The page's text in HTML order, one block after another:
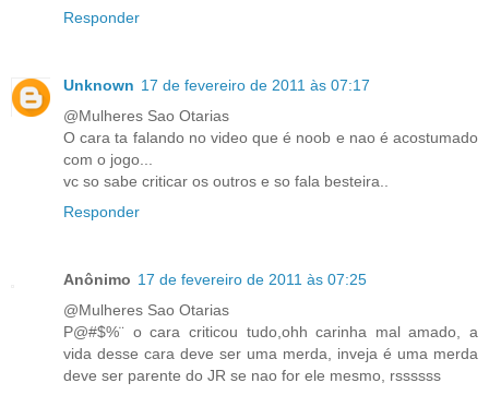
Responder
Unknown 17 de fevereiro de 2011 às 07:17
@Mulheres Sao Otarias
O cara ta falando no video que é noob e nao é acostumado
com o jogo...
vc so sabe criticar os outros e so fala besteira..
Responder
Anônimo 17 de fevereiro de 2011 às 07:25
@Mulheres Sao Otarias
P@#$%¨ o cara criticou tudo,ohh carinha mal amado, a
vida desse cara deve ser uma merda, inveja é uma merda
deve ser parente do JR se nao for ele mesmo, rssssss